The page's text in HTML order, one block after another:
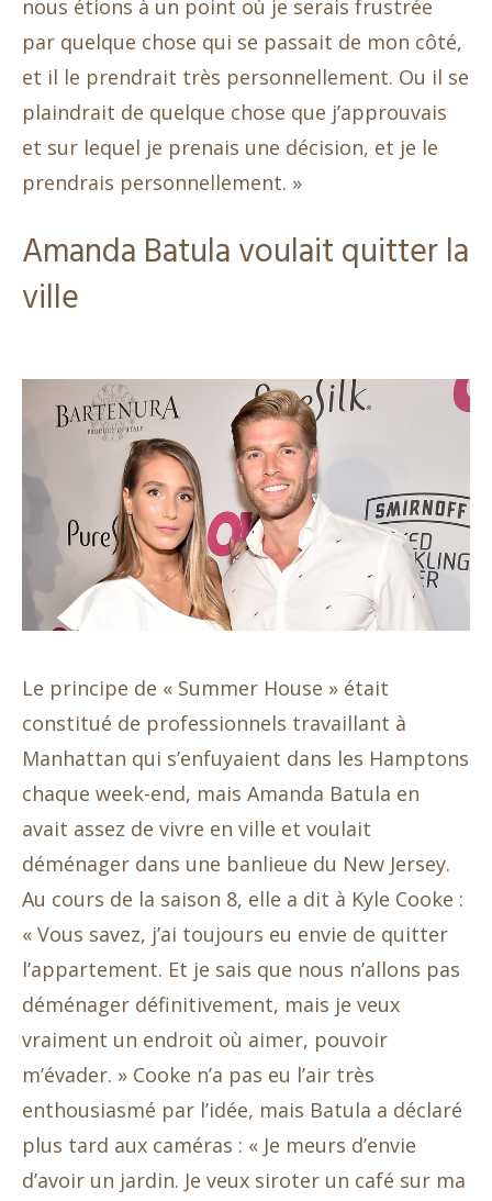
nous étions à un point où je serais frustrée
par quelque chose qui se passait de mon côté,
et il le prendrait très personnellement. Ou il se
plaindrait de quelque chose que j’approuvais
et sur lequel je prenais une décision, et je le
prendrais personnellement. »
Amanda Batula voulait quitter la
ville
Le principe de « Summer House » était
constitué de professionnels travaillant à
Manhattan qui s’enfuyaient dans les Hamptons
chaque week-end, mais Amanda Batula en
avait assez de vivre en ville et voulait
déménager dans une banlieue du New Jersey.
Au cours de la saison 8, elle a dit à Kyle Cooke :
« Vous savez, j’ai toujours eu envie de quitter
l’appartement. Et je sais que nous n’allons pas
déménager définitivement, mais je veux
vraiment un endroit où aimer, pouvoir
m’évader. » Cooke n’a pas eu l’air très
enthousiasmé par l’idée, mais Batula a déclaré
plus tard aux caméras : « Je meurs d’envie
d’avoir un jardin. Je veux siroter un café sur ma